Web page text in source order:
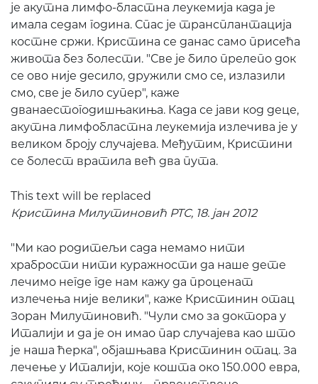
је акутна лимфо-бластна леукемија када је
имала седам година. Спас је трансплантација
костне сржи. Кристина се данас само присећа
живота без болести. "Све је било прелепо док
се ово није десило, дружили смо се, излазили
смо, све је било супер", каже
дванаестогодишњакиња. Када се јави код деце,
акутна лимфобластна леукемија излечива је у
великом броју случајева. Међутим, Кристини
се болест вратила већ два пута.
This text will be replaced
Кристина Милутиновић РТС, 18. јан 2012
"Ми као родитељи сада немамо нити
храбрости нити куражности да наше дете
лечимо негде где нам кажу да проценат
излечења није велики", каже Кристинин отац
Зоран Милутиновић. "Чули смо за доктора у
Италији и да је он имао пар случајева као што
је наша ћерка", објашњава Кристинин отац. За
лечење у Италији, које кошта око 150.000 евра,